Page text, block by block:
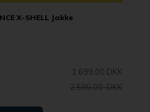
X-SHELL Jakke
1.699,00 DKK
2.595,00 DKK